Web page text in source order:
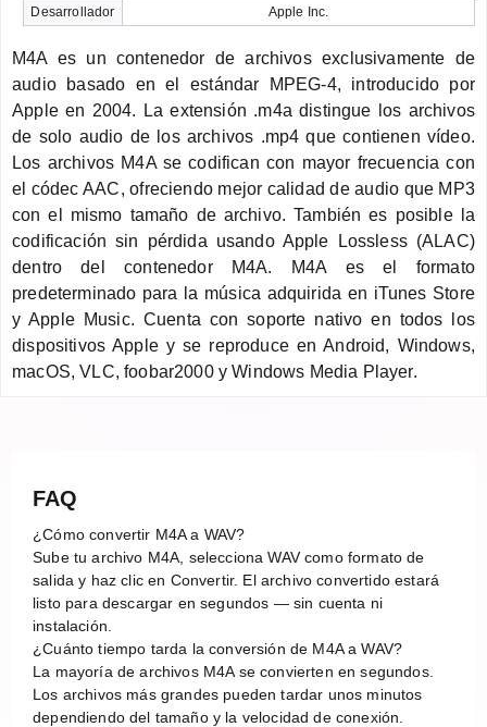
Desarrollador
Apple Inc.
M4A es un contenedor de archivos exclusivamente de
audio basado en el estándar MPEG-4, introducido por
Apple en 2004. La extensión .m4a distingue los archivos
de solo audio de los archivos .mp4 que contienen vídeo.
Los archivos M4A se codifican con mayor frecuencia con
el códec AAC, ofreciendo mejor calidad de audio que MP3
con el mismo tamaño de archivo. También es posible la
codificación sin pérdida usando Apple Lossless (ALAC)
dentro del contenedor M4A. M4A es el formato
predeterminado para la música adquirida en iTunes Store
y Apple Music. Cuenta con soporte nativo en todos los
dispositivos Apple y se reproduce en Android, Windows,
macOS, VLC, foobar2000 y Windows Media Player.
FAQ
¿Cómo convertir M4A a WAV?
Sube tu archivo M4A, selecciona WAV como formato de
salida y haz clic en Convertir. El archivo convertido estará
listo para descargar en segundos — sin cuenta ni
instalación.
¿Cuánto tiempo tarda la conversión de M4A a WAV?
La mayoría de archivos M4A se convierten en segundos.
Los archivos más grandes pueden tardar unos minutos
dependiendo del tamaño y la velocidad de conexión.